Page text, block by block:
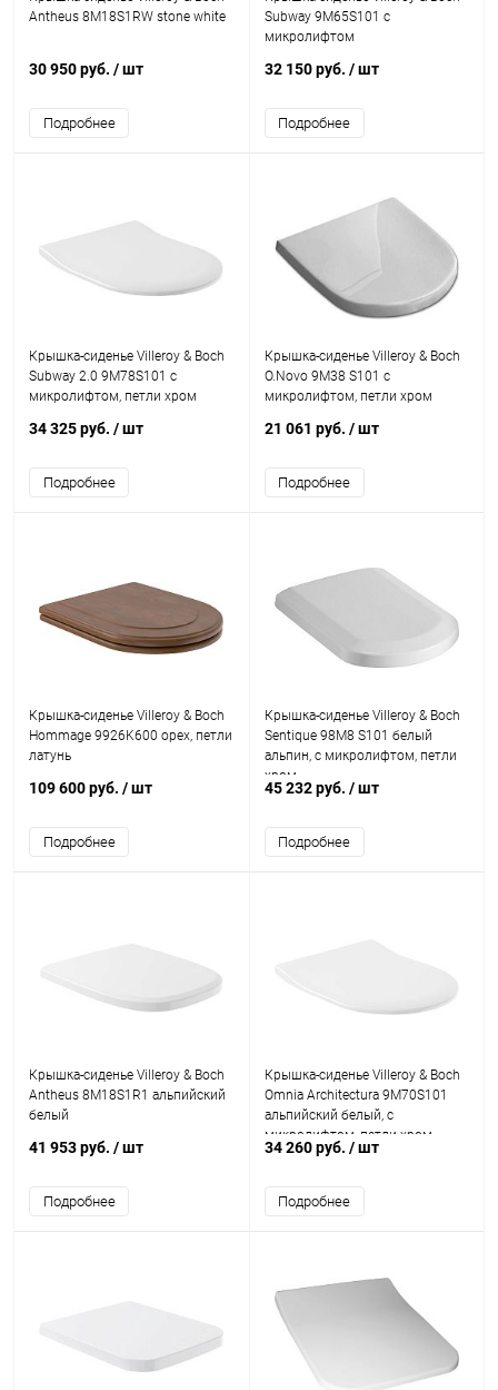
Antheus 8M18S1RW stone white
30 950 руб. / шт
Подробнее
Subway 9M65S101 с
микролифтом
32 150 руб. / шт
Подробнее
Крышка-сиденье Villeroy & Boch
Subway 2.0 9M78S101 с
микролифтом, петли хром
34 325 руб. / шт
Подробнее
Крышка-сиденье Villeroy & Boch
O.Novo 9М38 S101 с
микролифтом, петли хром
21 061 руб. / шт
Подробнее
Крышка-сиденье Villeroy & Boch
Hommage 9926K600 орех, петли
латунь
109 600 руб. / шт
Подробнее
Крышка-сиденье Villeroy & Boch
Sentique 98M8 S101 белый
альпин, с микролифтом, петли
хром
45 232 руб. / шт
Подробнее
Крышка-сиденье Villeroy & Boch
Antheus 8M18S1R1 альпийский
белый
41 953 руб. / шт
Подробнее
Крышка-сиденье Villeroy & Boch
Omnia Architectura 9M70S101
альпийский белый, с
микролифтом, петли хром
34 260 руб. / шт
Подробнее